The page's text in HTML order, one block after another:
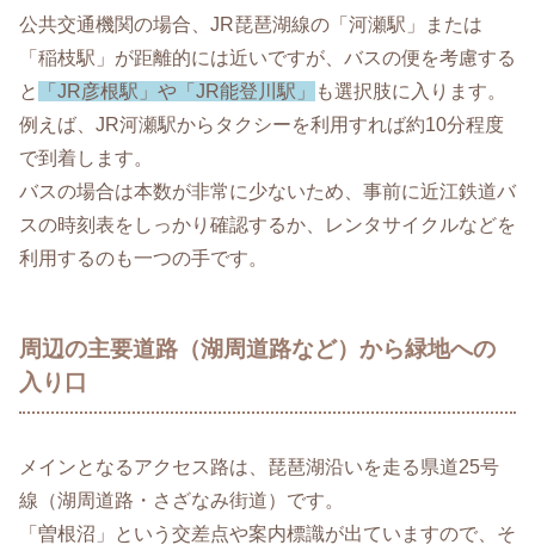
公共交通機関の場合、JR琵琶湖線の「河瀬駅」または
「稲枝駅」が距離的には近いですが、バスの便を考慮する
と
「JR彦根駅」や「JR能登川駅」
も選択肢に入ります。
例えば、JR河瀬駅からタクシーを利用すれば約10分程度
で到着します。
バスの場合は本数が非常に少ないため、事前に近江鉄道バ
スの時刻表をしっかり確認するか、レンタサイクルなどを
利用するのも一つの手です。
周辺の主要道路（湖周道路など）から緑地への
入り口
メインとなるアクセス路は、琵琶湖沿いを走る県道25号
線（湖周道路・さざなみ街道）です。
「曽根沼」という交差点や案内標識が出ていますので、そ